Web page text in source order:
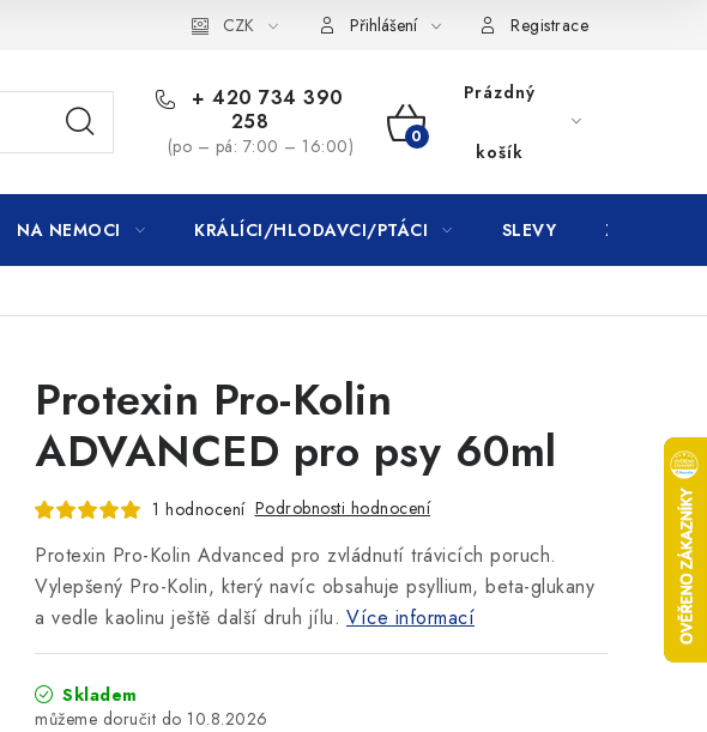
CZK Přihlášení Registrace
+ 420 734 390
258
(po – pá: 7:00 – 16:00)
NÁKUPNÍ
KOŠÍK
Prázdný
košík
NA NEMOCI KRÁLÍCI/HLODAVCI/PTÁCI SLEVY ZNAČKY
Protexin Pro-Kolin
ADVANCED pro psy 60ml
1 hodnocení Podrobnosti hodnocení
Protexin Pro-Kolin Advanced pro zvládnutí trávicích poruch.
Vylepšený Pro-Kolin, který navíc obsahuje psyllium, beta-glukany
a vedle kaolinu ještě další druh jílu. Více informací
Skladem
10.8.2026